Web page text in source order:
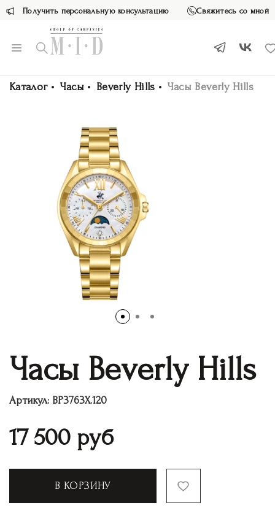
Получить персональную консультацию Свяжитесь со мной
Каталог Часы Beverly Hills Часы Beverly Hills
Часы Beverly Hills
Артикул: BP3763X.120
17 500 руб
В КОРЗИНУ